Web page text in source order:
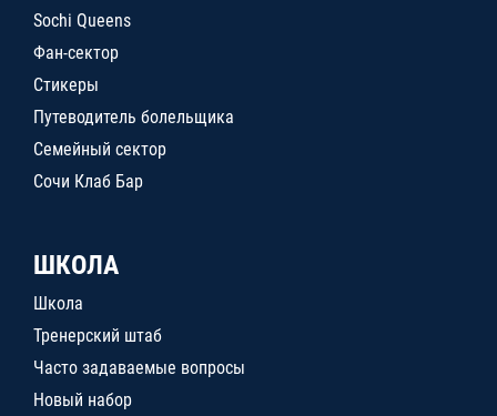
Sochi Queens
Фан-сектор
Стикеры
Путеводитель болельщика
Семейный сектор
Сочи Клаб Бар
ШКОЛА
Школа
Тренерский штаб
Часто задаваемые вопросы
Новый набор